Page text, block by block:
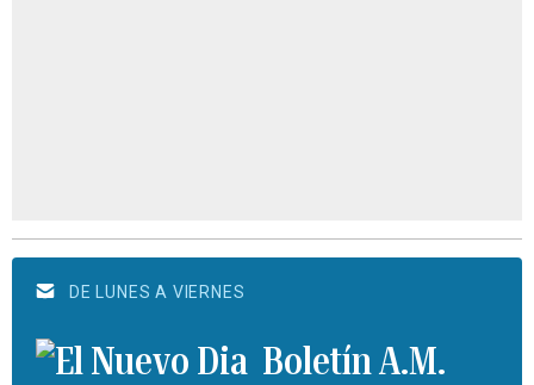
DE LUNES A VIERNES
Boletín A.M.